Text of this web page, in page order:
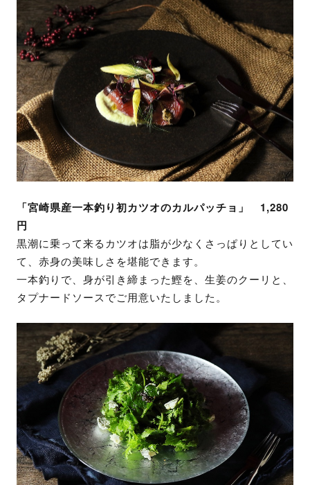
「宮崎県産一本釣り初カツオのカルパッチョ」 1,280
円
黒潮に乗って来るカツオは脂が少なくさっぱりとしてい
て、赤身の美味しさを堪能できます。
一本釣りで、身が引き締まった鰹を、生姜のクーリと、
タプナードソースでご用意いたしました。